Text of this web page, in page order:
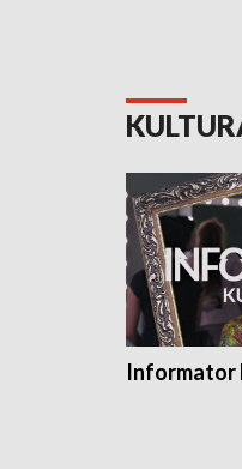
Informator